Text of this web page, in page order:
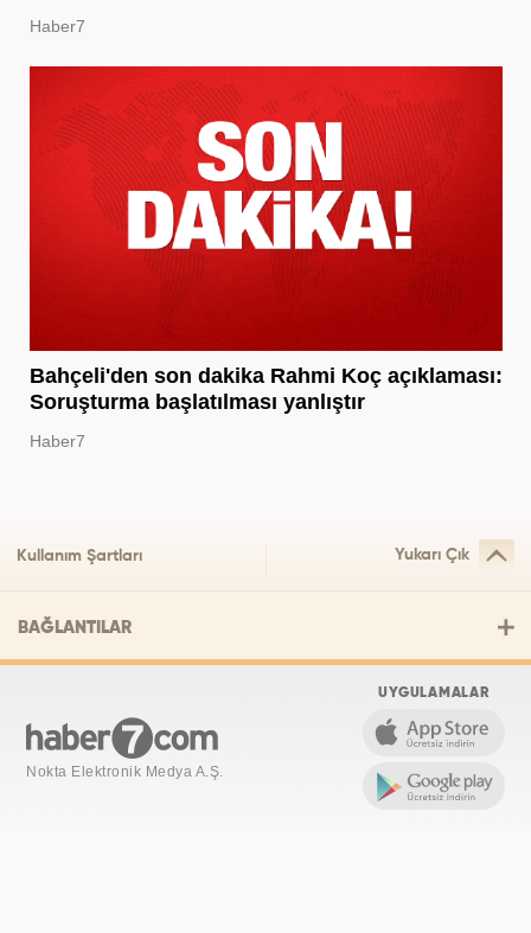
Haber7
Bahçeli'den son dakika Rahmi Koç açıklaması:
Soruşturma başlatılması yanlıştır
Haber7
Kullanım Şartları Yukarı Çık
BAĞLANTILAR
Nokta Elektronik Medya A.Ş.
UYGULAMALAR